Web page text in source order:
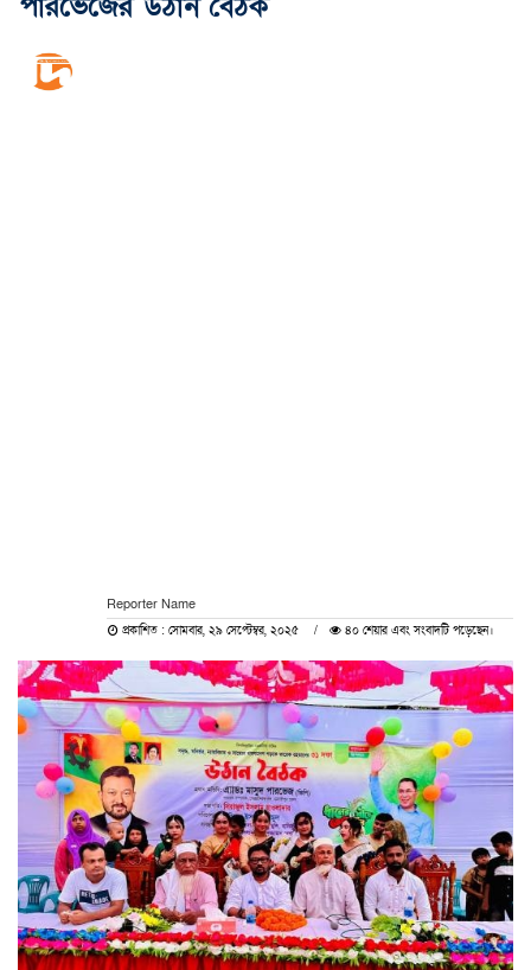
Reporter Name
প্রকাশিত : সোমবার, ২৯ সেপ্টেম্বর, ২০২৫ ৪০ শেয়ার এবং সংবাদটি পড়েছেন।